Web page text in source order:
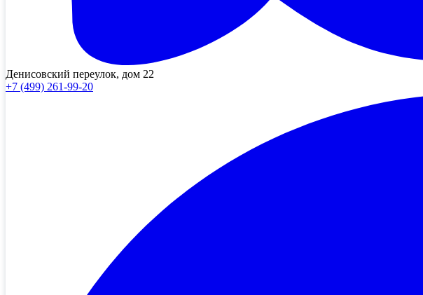
Денисовский переулок, дом 22
+7 (499) 261-99-20